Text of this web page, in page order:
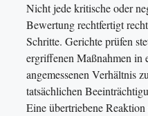
Nicht jede kritische oder
Bewertung rechtfertigt
Schritte. Gerichte prüfen
ergriffenen Maßnahmen in
angemessenen Verhältnis
tatsächlichen
Eine übertriebene